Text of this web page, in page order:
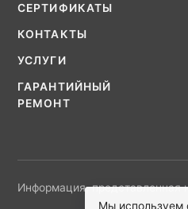
СЕРТИФИКАТЫ
КОНТАКТЫ
УСЛУГИ
ГАРАНТИЙНЫЙ
РЕМОНТ
Информация, представленная
Мы используем